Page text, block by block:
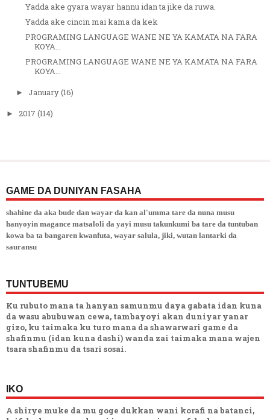
Yadda ake gyara wayar hannu idan ta jike da ruwa.
Yadda ake cincin mai kama da kek
PROGRAMING LANGUAGE WANE NE YA KAMATA NA FARA
KOYA...
PROGRAMING LANGUAGE WANE NE YA KAMATA NA FARA
KOYA...
► January(16)
► 2017 (114)
GAME DA DUNIYAN FASAHA
shahine da aka bude dan wayar da kan al'umma tare da nuna musu
hanyoyin magance matsaloli da yayi musu takunkumi ba tare da tuntuban
kowa ba ta bangaren kwanfuta, wayar salula, jiki, wutan lantarki da
sauransu
TUNTUBEMU
Ku rubuto mana ta hanyan samunmu daya gabata idan kuna
da wasu abubuwan cewa, tambayoyi akan duniyar yanar
gizo, ku taimaka ku turo mana da shawarwari game da
shafinmu (idan kuna dashi) wanda zai taimaka mana wajen
tsara shafinmu da tsari sosai.
IKO
A shirye muke da mu goge dukkan wani korafi na batanci,